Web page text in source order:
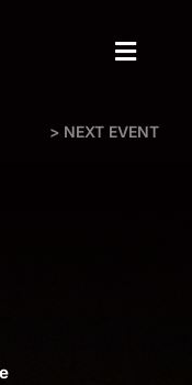
Toggle
> NEXT EVENT